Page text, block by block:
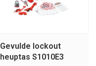
Gevulde lockout
heuptas S1010E3